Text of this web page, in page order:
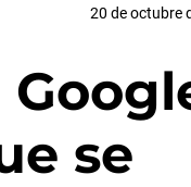
20 de octubre
se